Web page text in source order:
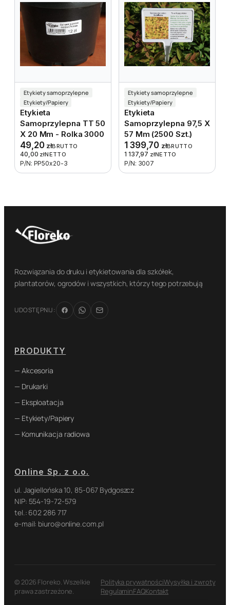
Etykiety samoprzylepne
Etykiety/Papiery
Etykieta
Samoprzylepna TT 50
X 20 Mm - Rolka 3000
49,20 złBRUTTO
40,00 złNETTO
P/N: PP50x20-3
Etykiety samoprzylepne
Etykiety/Papiery
Etykieta
Samoprzylepna 97,5 X
57 Mm (2500 Szt.)
1 399,70 złBRUTTO
1 137,97 złNETTO
P/N: 3007
Rozwiązania do druku i etykietowania dla szkółek,
plantatorów, ogrodów i wszystkich, którzy tego potrzebują
UDOSTĘPNIJ:
PRODUKTY
— Akcesoria
— Drukarki
— Eksploatacja
— Etykiety/Papiery
— Komunikacja radiowa
Online Sp. z o.o.
ul. Jagiellońska 10, 85-067 Bydgoszcz
NIP: 554-19-72-579
tel.: 602 286 717
e-mail: biuro@online.com.pl
© 2026 Floreko. Wszelkie
prawa zastrzeżone.
Polityka prywatnościWysyłka i zwroty
RegulaminFAQKontakt